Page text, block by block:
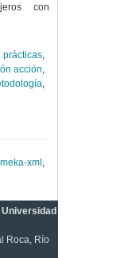
con
,
acción,
,
xml ,
Roca, Río